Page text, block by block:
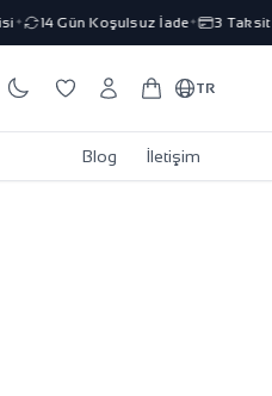
14 Gün Koşulsuz İade✦ 3 Taksit
TR
Blog İletişim